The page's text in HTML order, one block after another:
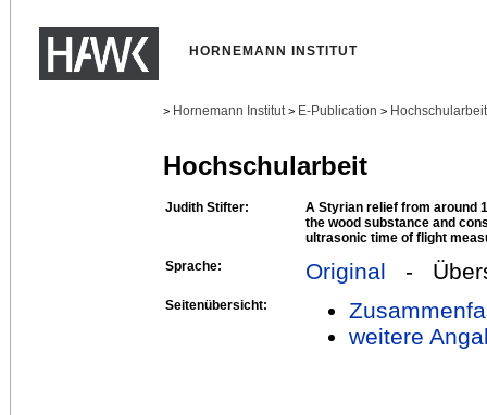
HORNEMANN INSTITUT
> Hornemann Institut > E-Publication >
Hochschularbeit
Judith Stifter:
A Styrian relief from around
the wood substance and
ultrasonic time of flight
Sprache:
Original -
Seitenübersicht:
weitere